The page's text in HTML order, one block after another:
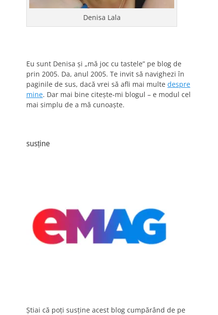
Denisa Lala
Eu sunt Denisa și „mă joc cu tastele” pe blog de
prin 2005. Da, anul 2005. Te invit să navighezi în
paginile de sus, dacă vrei să afli mai multe despre
mine. Dar mai bine citește-mi blogul – e modul cel
mai simplu de a mă cunoaște.
susține
Știai că poți susține acest blog cumpărând de pe